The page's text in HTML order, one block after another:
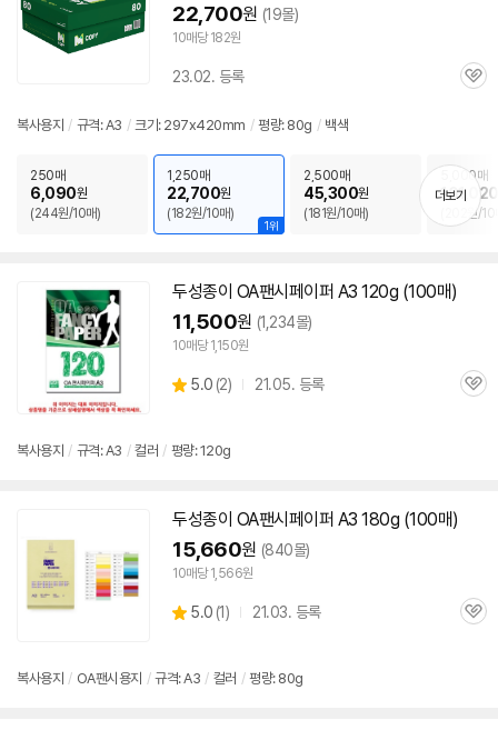
22,700원 (19몰)
10매당 182원
23.02. 등록
관
복사용지 / 규격:A3 / 크기: 297x420mm / 평량: 80g / 백색
250매
6,090원
(244원/10매)
1위
1,250매
22,700원
(182원/10매)
2,500매
45,300원
(181원/10매)
5,000매
101,020
(202원/10
더보기
두성종이 OA팬시페이퍼 A3 120g (100매)
11,500원 (1,234몰)
10매당 1,150원
별
5.0 (상
뷰
2) 21.05. 등록
관
복사용지 / 규격:A3 / 컬러 / 평량: 120g
두성종이 OA팬시페이퍼 A3 180g (100매)
15,660원 (840몰)
10매당 1,566원
별
5.0 (상
뷰
1) 21.03. 등록
관
복사용지 / OA팬시 용지 / 규격:A3 / 컬러 / 평량: 80g